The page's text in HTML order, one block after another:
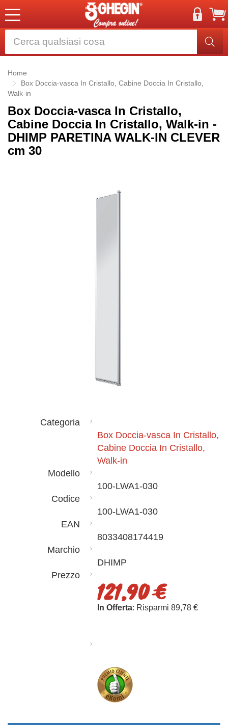
Home
Box Doccia-vasca In Cristallo, Cabine Doccia In Cristallo,
Walk-in
Box Doccia-vasca In Cristallo,
Cabine Doccia In Cristallo, Walk-in -
DHIMP PARETINA WALK-IN CLEVER
cm 30
Categoria
Box Doccia-vasca In Cristallo,
Cabine Doccia In Cristallo,
Walk-in
Modello
100-LWA1-030
Codice
100-LWA1-030
EAN
8033408174419
Marchio
DHIMP
Prezzo
121,90 €
In Offerta: Risparmi 89,78 €